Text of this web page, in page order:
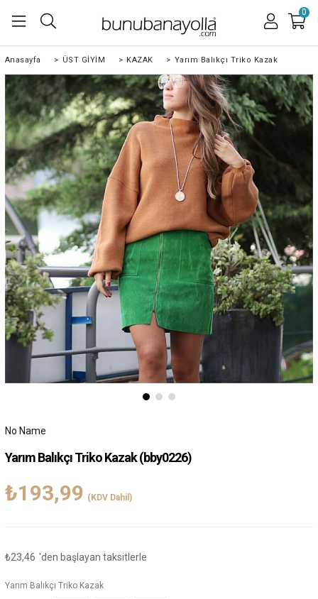
0
Anasayfa > ÜST GİYİM > KAZAK > Yarım Balıkçı Triko Kazak
No Name
Yarım Balıkçı Triko Kazak(bby0226)
₺193,99 (KDV Dahil)
₺23,46 'den başlayan taksitlerle
Yarım Balıkçı Triko Kazak